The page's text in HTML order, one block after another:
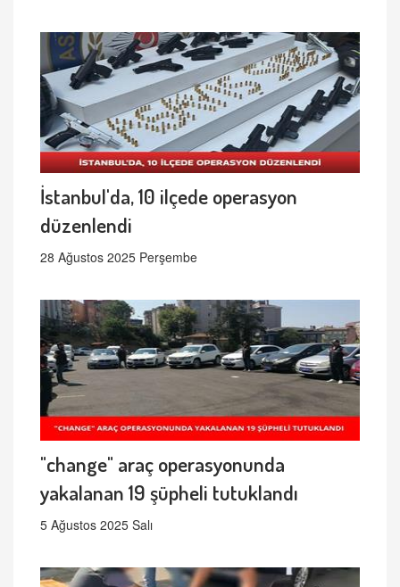
İstanbul'da, 10 ilçede operasyon
düzenlendi
28 Ağustos 2025 Perşembe
"change" araç operasyonunda
yakalanan 19 şüpheli tutuklandı
5 Ağustos 2025 Salı